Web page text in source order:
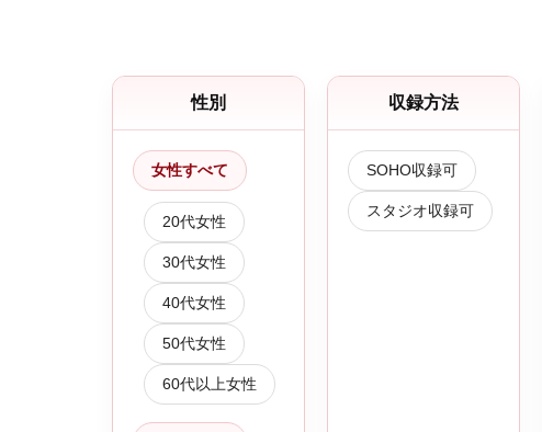
性別
女性すべて
20代女性
30代女性
40代女性
50代女性
60代以上女性
収録方法
SOHO収録可
スタジオ収録可